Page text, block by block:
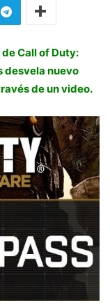
Call of Duty:
desvela nuevo
de un video.